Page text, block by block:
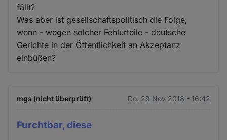
fällt?
Was aber ist gesellschaftspolitisch die Folge,
wenn - wegen solcher Fehlurteile - deutsche
Gerichte in der Öffentlichkeit an Akzeptanz
einbüßen?
mgs (nicht überprüft) Do. 29 Nov 2018 - 16:42
Furchtbar, diese